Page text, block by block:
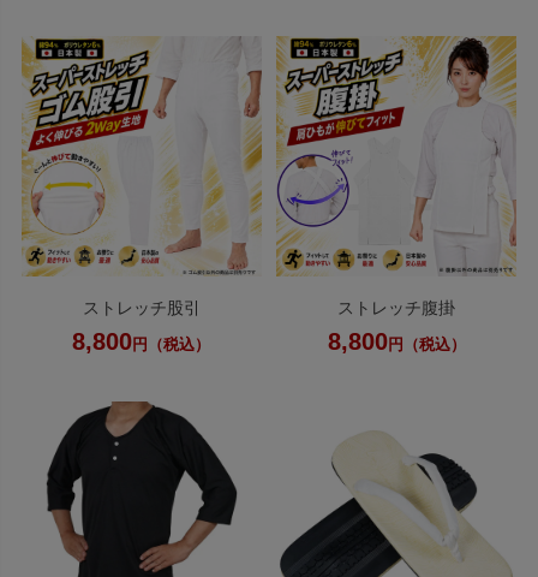
ストレッチ股引
8,800 円（税込）
ストレッチ腹掛
8,800円（税込）